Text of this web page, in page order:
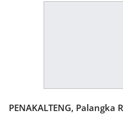
PENAKALTENG, Palangka